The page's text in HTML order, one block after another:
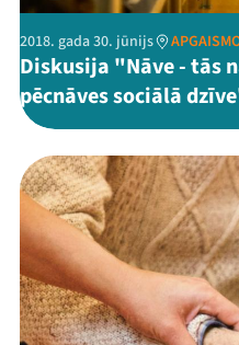
Mana
2018. gada 30. jūnijs
Diskusija "Nāve - tās
pēcnāves sociālā